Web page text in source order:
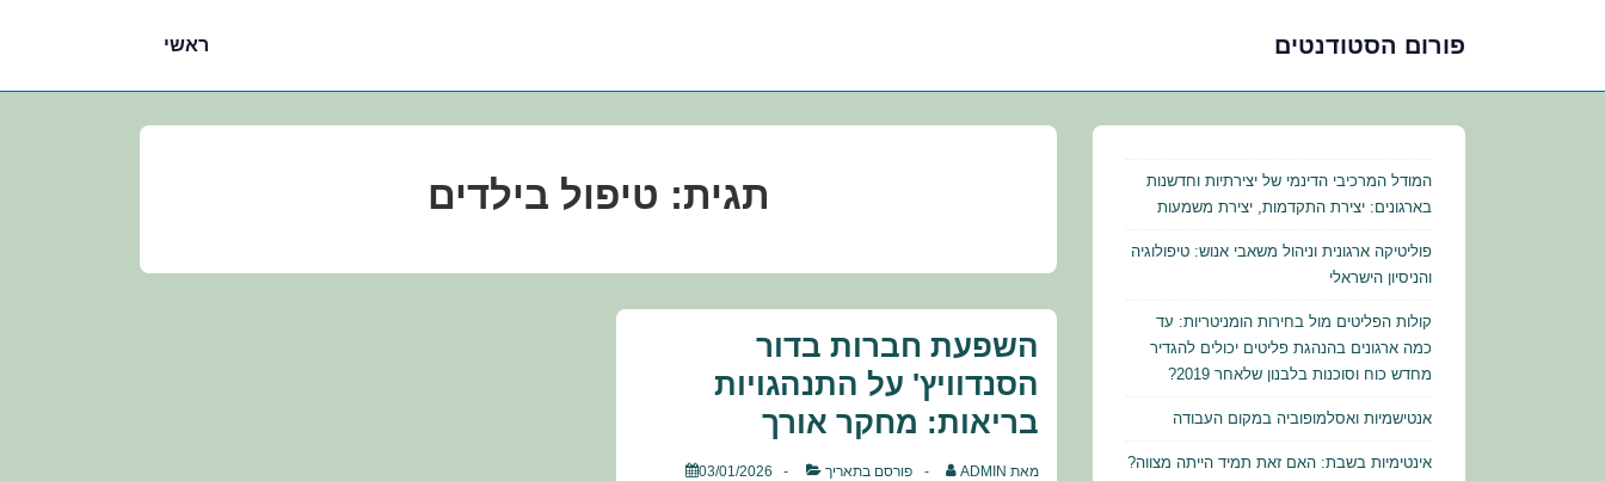
פורום הסטודנטים ראשי
תגית: טיפול בילדים
השפעת חברות בדור
הסנדוויץ' על התנהגויות
בריאות: מחקר אורך
מאת ADMIN פורסם בתאריך
03/01/2026
המודל המרכיבי הדינמי של יצירתיות וחדשנות
בארגונים: יצירת התקדמות, יצירת משמעות
פוליטיקה ארגונית וניהול משאבי אנוש: טיפולוגיה
והניסיון הישראלי
קולות הפליטים מול בחירות הומניטריות: עד
כמה ארגונים בהנהגת פליטים יכולים להגדיר
מחדש כוח וסוכנות בלבנון שלאחר 2019?
אנטישמיות ואסלמופוביה במקום העבודה
אינטימיות בשבת: האם זאת תמיד הייתה מצווה?